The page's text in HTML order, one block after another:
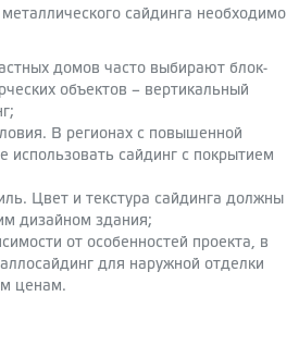
сайдинга необходимо
домов часто выбирают блок-
объектов – вертикальный
В регионах с повышенной
использовать сайдинг с покрытием
Цвет и текстура сайдинга должны
дизайном здания;
от особенностей проекта, в
для наружной отделки
ценам.